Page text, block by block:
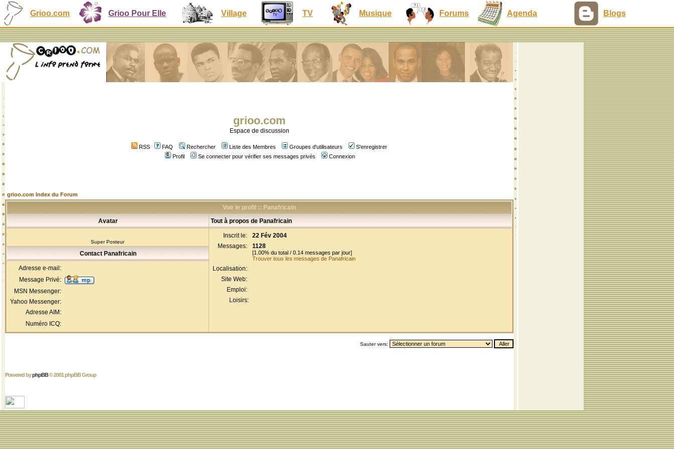
Grioo.com Grioo Pour Elle Village TV Musique Forums Agenda Blogs
grioo.com
Espace de discussion
RSS FAQ Rechercher Liste des Membres Groupes d'utilisateurs
S'enregistrer
Profil
Se connecter pour vérifier ses messages privés Connexion
grioo.com Index du Forum
Voir le profil :: Panafricain
Avatar
Tout à propos de Panafricain
Super Posteur
Inscrit le:
22 Fév 2004
Messages:
1128
[1.00% du total / 0.14 messages par jour]
Trouver tous les messages de Panafricain
Localisation:
Site Web:
Emploi:
Loisirs:
Contact Panafricain
Adresse e-mail:
Message Privé:
MSN Messenger:
Yahoo Messenger:
Adresse AIM:
Numéro ICQ:
Sauter vers:
Powered byphpBB© 2001 phpBB Group